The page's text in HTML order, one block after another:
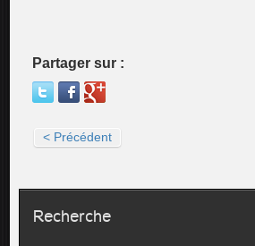
Partager sur :
< Précédent
Recherche